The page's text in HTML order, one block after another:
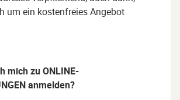
um ein kostenfreies Angebot
mich zuONLINE-
anmelden?